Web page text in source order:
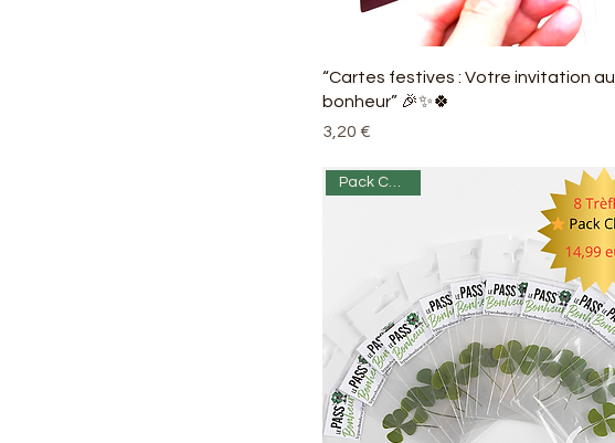
“Cartes festives : Votre invitation au
bonheur” 🎉✨🍀
Prix
3,20 €
Pack Chance